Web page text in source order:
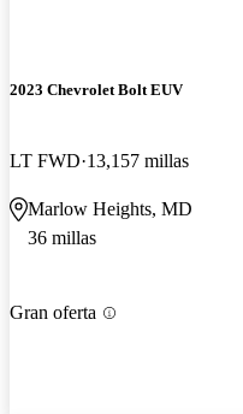
2023 Chevrolet Bolt EUV
LT FWD 13,157 millas
Marlow Heights, MD
36 millas
Gran oferta